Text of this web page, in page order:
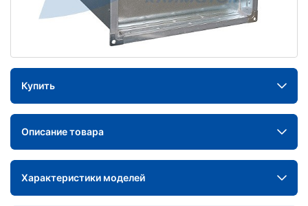
Купить
Описание товара
Характеристики моделей